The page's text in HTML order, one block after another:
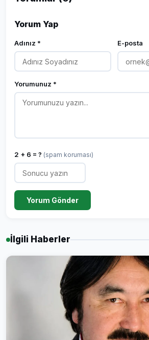
Yorum Yap
Adınız * E-posta
Yorumunuz *
2 + 6 = ? (spam koruması)
Yorum Gönder
İlgili Haberler